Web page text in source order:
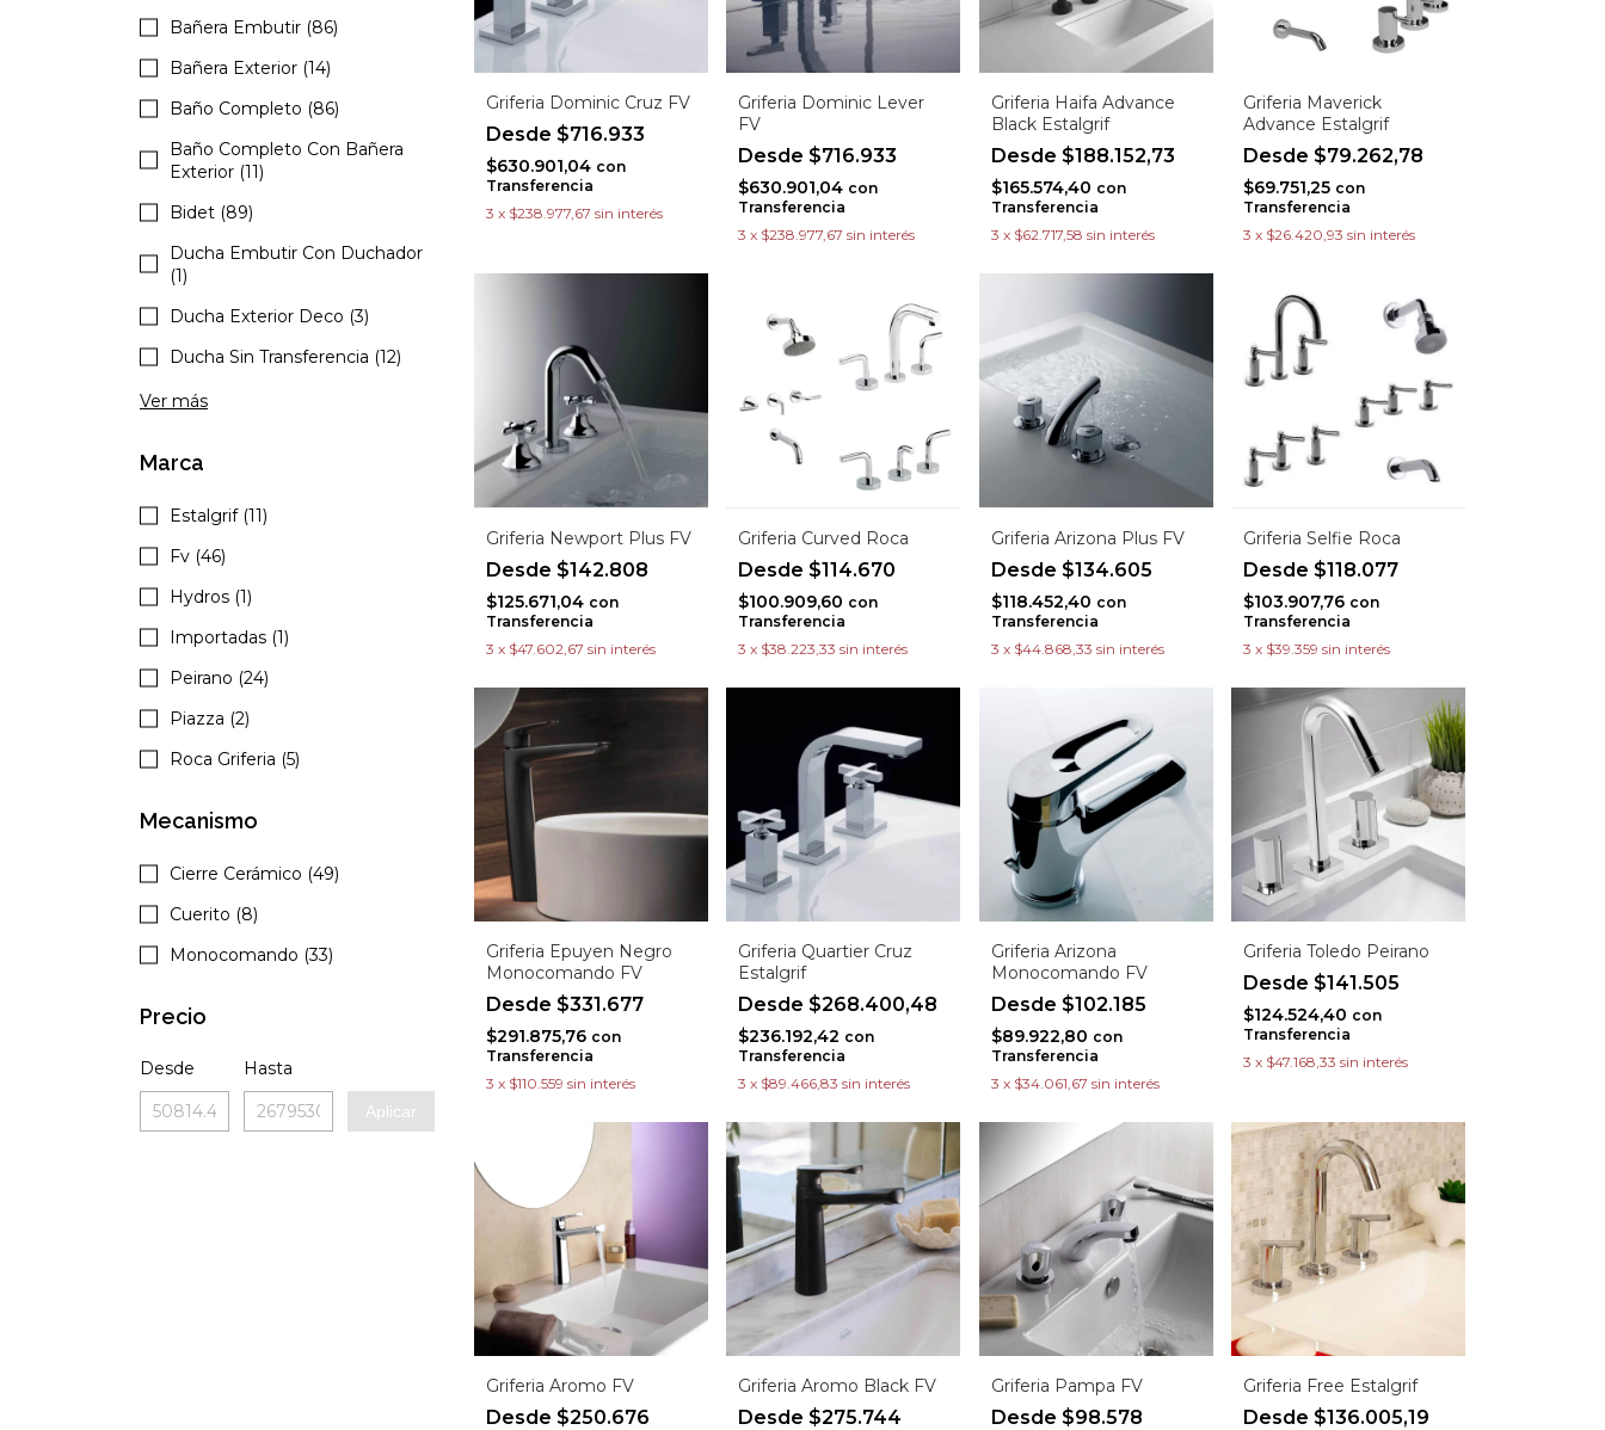
Bañera Embutir (86)
Bañera Exterior (14)
Baño Completo (86)
Baño Completo Con Bañera
Exterior (11)
Bidet (89)
Ducha Embutir Con Duchador
(1)
Ducha Exterior Deco (3)
Ducha Sin Transferencia (12)
Ver más
Marca
Estalgrif (11)
Fv (46)
Hydros (1)
Importadas (1)
Peirano (24)
Piazza (2)
Roca Griferia (5)
Mecanismo
Cierre Cerámico (49)
Cuerito (8)
Monocomando (33)
Precio
Desde Hasta
Aplicar
Griferia Dominic Cruz FV
$716.933
$630.901,04 con
Transferencia
3 x $238.977,67 sin interés
Griferia Dominic Lever
FV
$716.933
$630.901,04 con
Transferencia
3 x $238.977,67 sin interés
Griferia Haifa Advance
Black Estalgrif
$188.152,73
$165.574,40 con
Transferencia
3 x $62.717,58 sin interés
Griferia Maverick
Advance Estalgrif
$79.262,78
$69.751,25 con
Transferencia
3 x $26.420,93 sin interés
Griferia Newport Plus FV
$142.808
$125.671,04 con
Transferencia
3 x $47.602,67 sin interés
Griferia Curved Roca
$114.670
$100.909,60 con
Transferencia
3 x $38.223,33 sin interés
Griferia Arizona Plus FV
$134.605
$118.452,40 con
Transferencia
3 x $44.868,33 sin interés
Griferia Selfie Roca
$118.077
$103.907,76 con
Transferencia
3 x $39.359 sin interés
Griferia Epuyen Negro
Monocomando FV
$331.677
$291.875,76 con
Transferencia
3 x $110.559 sin interés
Griferia Quartier Cruz
Estalgrif
$268.400,48
$236.192,42 con
Transferencia
3 x $89.466,83 sin interés
Griferia Arizona
Monocomando FV
$102.185
$89.922,80 con
Transferencia
3 x $34.061,67 sin interés
Griferia Toledo Peirano
$141.505
$124.524,40 con
Transferencia
3 x $47.168,33 sin interés
Griferia Aromo FV
$250.676
Griferia Aromo Black FV
$275.744
Griferia Pampa FV
$98.578
Griferia Free Estalgrif
$136.005,19